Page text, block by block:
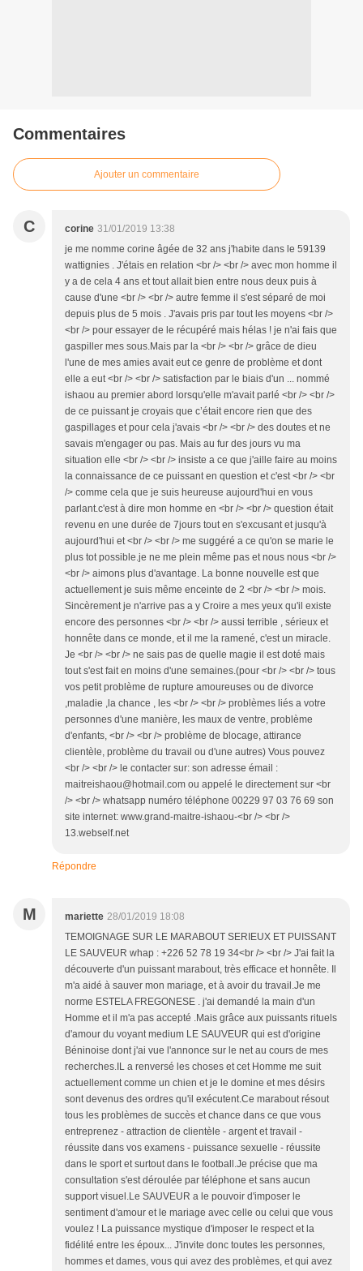
Commentaires
Ajouter un commentaire
C corine 31/01/2019 13:38
je me nomme corine âgée de 32 ans j'habite dans le 59139
wattignies . J'étais en relation <br /> <br /> avec mon homme il
y a de cela 4 ans et tout allait bien entre nous deux puis à
cause d'une <br /> <br /> autre femme il s'est séparé de moi
depuis plus de 5 mois . J'avais pris par tout les moyens <br />
<br /> pour essayer de le récupéré mais hélas ! je n'ai fais que
gaspiller mes sous.Mais par la <br /> <br /> grâce de dieu
l'une de mes amies avait eut ce genre de problème et dont
elle a eut <br /> <br /> satisfaction par le biais d'un ... nommé
ishaou au premier abord lorsqu'elle m'avait parlé <br /> <br />
de ce puissant je croyais que c’était encore rien que des
gaspillages et pour cela j'avais <br /> <br /> des doutes et ne
savais m'engager ou pas. Mais au fur des jours vu ma
situation elle <br /> <br /> insiste a ce que j'aille faire au moins
la connaissance de ce puissant en question et c'est <br /> <br
/> comme cela que je suis heureuse aujourd'hui en vous
parlant.c'est à dire mon homme en <br /> <br /> question était
revenu en une durée de 7jours tout en s'excusant et jusqu'à
aujourd'hui et <br /> <br /> me suggéré a ce qu'on se marie le
plus tot possible.je ne me plein même pas et nous nous <br />
<br /> aimons plus d'avantage. La bonne nouvelle est que
actuellement je suis même enceinte de 2 <br /> <br /> mois.
Sincèrement je n'arrive pas a y Croire a mes yeux qu'il existe
encore des personnes <br /> <br /> aussi terrible , sérieux et
honnête dans ce monde, et il me la ramené, c'est un miracle.
Je <br /> <br /> ne sais pas de quelle magie il est doté mais
tout s'est fait en moins d'une semaines.(pour <br /> <br /> tous
vos petit problème de rupture amoureuses ou de divorce
,maladie ,la chance , les <br /> <br /> problèmes liés a votre
personnes d'une manière, les maux de ventre, problème
d'enfants, <br /> <br /> problème de blocage, attirance
clientèle, problème du travail ou d'une autres) Vous pouvez
<br /> <br /> le contacter sur: son adresse émail :
maitreishaou@hotmail.com ou appelé le directement sur <br
/> <br /> whatsapp numéro téléphone 00229 97 03 76 69 son
site internet: www.grand-maitre-ishaou-<br /> <br />
13.webself.net
Répondre
M mariette 28/01/2019 18:08
TEMOIGNAGE SUR LE MARABOUT SERIEUX ET PUISSANT
LE SAUVEUR whap : +226 52 78 19 34<br /> <br /> J'ai fait la
découverte d'un puissant marabout, très efficace et honnête. Il
m'a aidé à sauver mon mariage, et à avoir du travail.Je me
norme ESTELA FREGONESE . j'ai demandé la main d'un
Homme et il m'a pas accepté .Mais grâce aux puissants rituels
d'amour du voyant medium LE SAUVEUR qui est d'origine
Béninoise dont j'ai vue l'annonce sur le net au cours de mes
recherches.IL a renversé les choses et cet Homme me suit
actuellement comme un chien et je le domine et mes désirs
sont devenus des ordres qu'il exécutent.Ce marabout résout
tous les problèmes de succès et chance dans ce que vous
entreprenez - attraction de clientèle - argent et travail -
réussite dans vos examens - puissance sexuelle - réussite
dans le sport et surtout dans le football.Je précise que ma
consultation s'est déroulée par téléphone et sans aucun
support visuel.Le SAUVEUR a le pouvoir d'imposer le
sentiment d'amour et le mariage avec celle ou celui que vous
voulez ! La puissance mystique d'imposer le respect et la
fidélité entre les époux... J'invite donc toutes les personnes,
hommes et dames, vous qui avez des problèmes, et qui avez